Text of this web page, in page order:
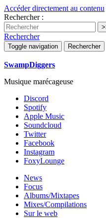
Accéder directement au contenu
Rechercher :
Rechercher
Toggle navigation Rechercher
SwampDiggers
Musique marécageuse
Discord
Spotify
Apple Music
Soundcloud
Twitter
Facebook
Instagram
FoxyLounge
News
Focus
Albums/Mixtapes
Mixes/Compilations
Sur le web